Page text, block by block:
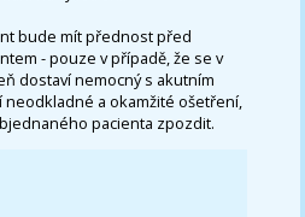
bude mít přednost před
- pouze v případě, že se v
dostaví nemocný s akutním
neodkladné a okamžité ošetření,
pacienta zpozdit.